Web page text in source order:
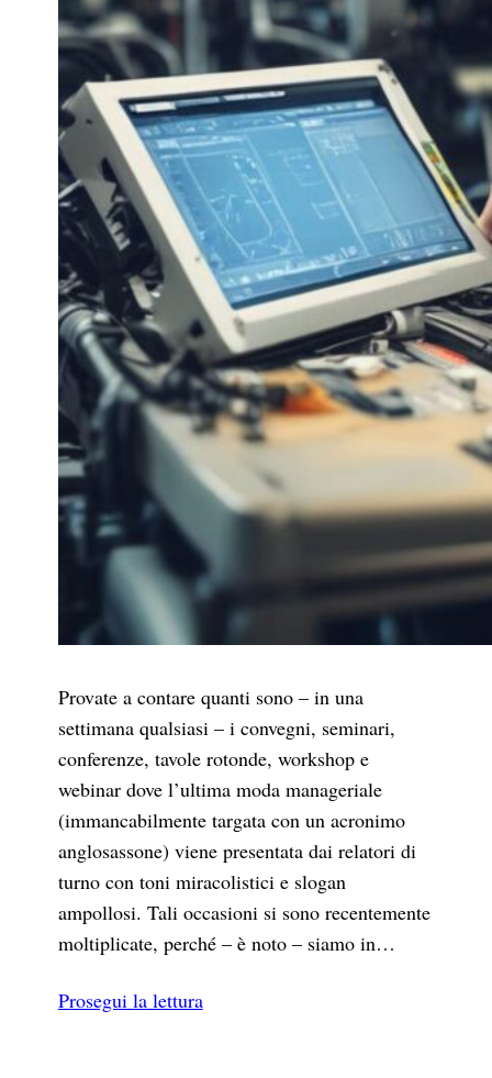
Provate a contare quanti sono – in una
settimana qualsiasi – i convegni, seminari,
conferenze, tavole rotonde, workshop e
webinar dove l’ultima moda manageriale
(immancabilmente targata con un acronimo
anglosassone) viene presentata dai relatori di
turno con toni miracolistici e slogan
ampollosi. Tali occasioni si sono recentemente
moltiplicate, perché – è noto – siamo in…
Prosegui la lettura